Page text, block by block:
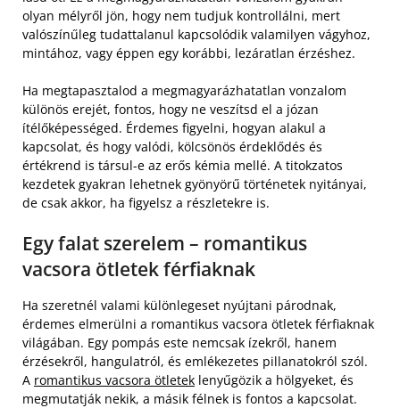
olyan mélyről jön, hogy nem tudjuk kontrollálni, mert
valószínűleg tudattalanul kapcsolódik valamilyen vágyhoz,
mintához, vagy éppen egy korábbi, lezáratlan érzéshez.
Ha megtapasztalod a megmagyarázhatatlan vonzalom
különös erejét, fontos, hogy ne veszítsd el a józan
ítélőképességed. Érdemes figyelni, hogyan alakul a
kapcsolat, és hogy valódi, kölcsönös érdeklődés és
értékrend is társul-e az erős kémia mellé. A titokzatos
kezdetek gyakran lehetnek gyönyörű történetek nyitányai,
de csak akkor, ha figyelsz a részletekre is.
Egy falat szerelem – romantikus
vacsora ötletek férfiaknak
Ha szeretnél valami különlegeset nyújtani párodnak,
érdemes elmerülni a romantikus vacsora ötletek férfiaknak
világában. Egy pompás este nemcsak ízekről, hanem
érzésekről, hangulatról, és emlékezetes pillanatokról szól.
A romantikus vacsora ötletek lenyűgözik a hölgyeket, és
megmutatják nekik, a másik félnek is fontos a kapcsolat.